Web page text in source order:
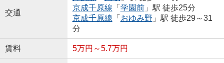
交通
京成千原線 「 学園前」駅 徒歩25分
京成千原線 「 おゆみ野 」駅 徒歩29～31
分
賃料 5万円～5.7万円